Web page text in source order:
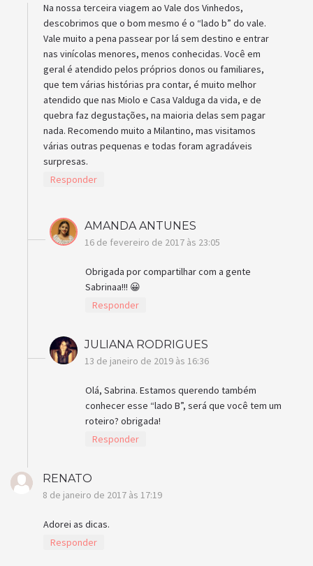
Na nossa terceira viagem ao Vale dos Vinhedos,
descobrimos que o bom mesmo é o “lado b” do vale.
Vale muito a pena passear por lá sem destino e entrar
nas vinícolas menores, menos conhecidas. Você em
geral é atendido pelos próprios donos ou familiares,
que tem várias histórias pra contar, é muito melhor
atendido que nas Miolo e Casa Valduga da vida, e de
quebra faz degustações, na maioria delas sem pagar
nada. Recomendo muito a Milantino, mas visitamos
várias outras pequenas e todas foram agradáveis
surpresas.
Responder
AMANDA ANTUNES
16 de fevereiro de 2017 às 23:05
Obrigada por compartilhar com a gente
Sabrinaa!!! 😀
Responder
JULIANA RODRIGUES
13 de janeiro de 2019 às 16:36
Olá, Sabrina. Estamos querendo também
conhecer esse “lado B”, será que você tem um
roteiro? obrigada!
Responder
RENATO
8 de janeiro de 2017 às 17:19
Adorei as dicas.
Responder